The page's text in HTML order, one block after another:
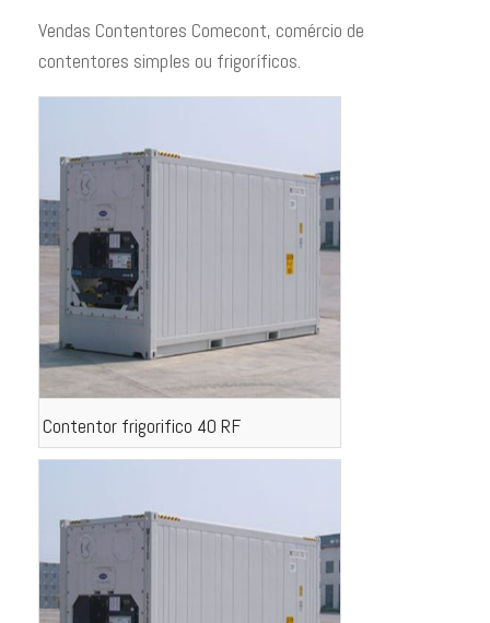
Vendas Contentores Comecont, comércio de
contentores simples ou frigoríficos.
Contentor frigorifico 40 RF